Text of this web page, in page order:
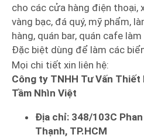
cho các cửa hàng điện thoại,
vàng bạc, đá quý, mỹ phẩm,
hàng, quán bar, quán cafe
Đặc biệt dùng để làm các
Mọi chi tiết xin liên hệ:
Công ty TNHH Tư Vấn Thiết
Tầm Nhìn Việt
Địa chỉ: 348/103C Phan
Thạnh, TP.HCM